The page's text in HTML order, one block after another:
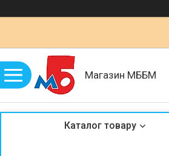
Магазин МББМ
Каталог товару